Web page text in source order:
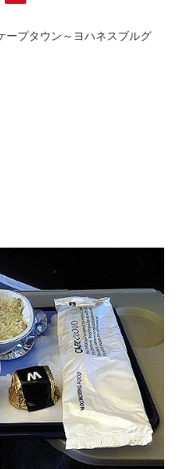
プタウン～ヨハネスブルグ